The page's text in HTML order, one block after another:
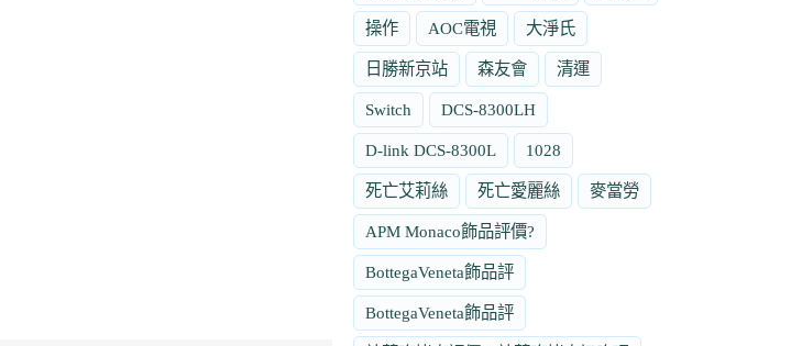
操作 AOC電視 大淨氏
日勝新京站 森友會 清運
Switch DCS-8300LH
D-link DCS-8300L 1028
死亡艾莉絲 死亡愛麗絲 麥當勞
APM Monaco飾品評價?
BottegaVeneta飾品評
BottegaVeneta飾品評